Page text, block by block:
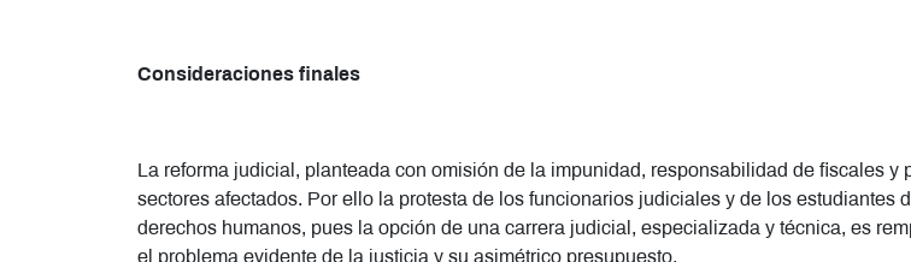
Consideraciones finales
La reforma judicial, planteada con omisión de la impunidad, responsabilidad de fiscales
sectores afectados. Por ello la protesta de los funcionarios judiciales y de los estudiantes
derechos humanos, pues la opción de una carrera judicial, especializada y técnica, es
el problema evidente de la justicia y su asimétrico presupuesto.